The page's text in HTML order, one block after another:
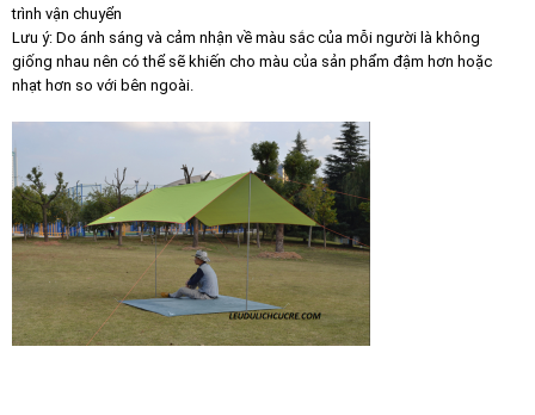
trình vận chuyển
Lưu ý: Do ánh sáng và cảm nhận về màu sắc của mỗi người là không
giống nhau nên có thể sẽ khiến cho màu của sản phẩm đậm hơn hoặc
nhạt hơn so với bên ngoài.